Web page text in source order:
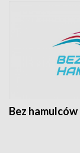
Bez hamulców